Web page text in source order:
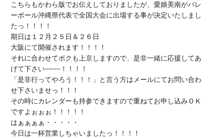
こちらもかわら版でお伝えしておりましたが、愛娘美南がバレ
ーボール沖縄県代表で全国大会に出場する事が決定いたしまし
たっ！！！！
期日は１２月２５日＆２６日
大阪にて開催されます！！！！
それに合わせてボクも上京しますので、是非一緒に応援してあ
げて下さい~~~~！！！！
「是非行ってやろう！！！」と言う方はメールにてお問い合わ
せ下さいませっ！！！
その時にカレンダーも持参できますので重ねてお申し込みＯＫ
ですよぉぉぉ！！！！！
はぁぁぁぁ・・・・・
今日は一杯営業しちゃいましたっ！！！！